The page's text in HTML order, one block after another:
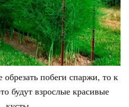
побеги спаржи, то к
будут взрослые красивые